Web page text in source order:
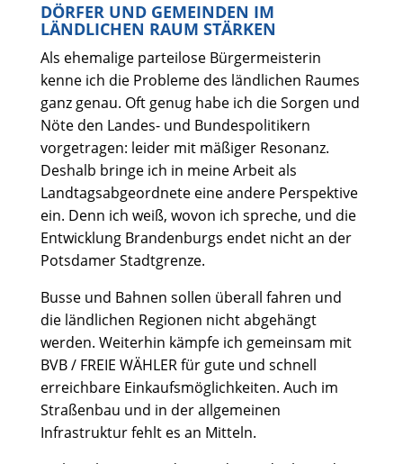
DÖRFER UND GEMEINDEN IM
LÄNDLICHEN RAUM STÄRKEN
Als ehemalige parteilose Bürgermeisterin
kenne ich die Probleme des ländlichen Raumes
ganz genau. Oft genug habe ich die Sorgen und
Nöte den Landes- und Bundespolitikern
vorgetragen: leider mit mäßiger Resonanz.
Deshalb bringe ich in meine Arbeit als
Landtagsabgeordnete eine andere Perspektive
ein. Denn ich weiß, wovon ich spreche, und die
Entwicklung Brandenburgs endet nicht an der
Potsdamer Stadtgrenze.
Busse und Bahnen sollen überall fahren und
die ländlichen Regionen nicht abgehängt
werden. Weiterhin kämpfe ich gemeinsam mit
BVB / FREIE WÄHLER für gute und schnell
erreichbare Einkaufsmöglichkeiten. Auch im
Straßenbau und in der allgemeinen
Infrastruktur fehlt es an Mitteln.